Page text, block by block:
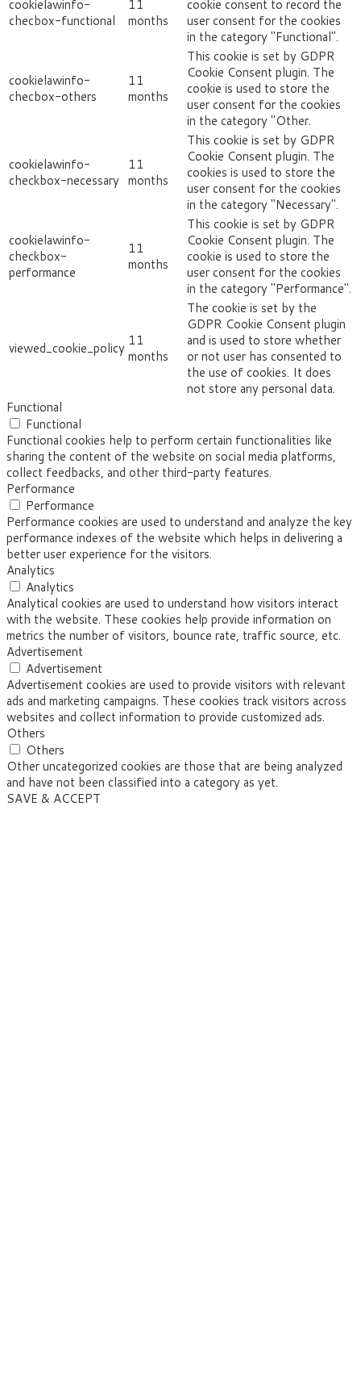
cookielawinfo-
checbox-functional
11
months
cookie consent to record the
user consent for the cookies
in the category "Functional".
cookielawinfo-
checbox-others
11
months
This cookie is set by GDPR
Cookie Consent plugin. The
cookie is used to store the
user consent for the cookies
in the category "Other.
cookielawinfo-
checkbox-necessary
11
months
This cookie is set by GDPR
Cookie Consent plugin. The
cookies is used to store the
user consent for the cookies
in the category "Necessary".
cookielawinfo-
checkbox-
performance
11
months
This cookie is set by GDPR
Cookie Consent plugin. The
cookie is used to store the
user consent for the cookies
in the category "Performance".
viewed_cookie_policy 11
months
The cookie is set by the
GDPR Cookie Consent plugin
and is used to store whether
or not user has consented to
the use of cookies. It does
not store any personal data.
Functional
Functional
Functional cookies help to perform certain functionalities like
sharing the content of the website on social media platforms,
collect feedbacks, and other third-party features.
Performance
Performance
Performance cookies are used to understand and analyze the key
performance indexes of the website which helps in delivering a
better user experience for the visitors.
Analytics
Analytics
Analytical cookies are used to understand how visitors interact
with the website. These cookies help provide information on
metrics the number of visitors, bounce rate, traffic source, etc.
Advertisement
Advertisement
Advertisement cookies are used to provide visitors with relevant
ads and marketing campaigns. These cookies track visitors across
websites and collect information to provide customized ads.
Others
Others
Other uncategorized cookies are those that are being analyzed
and have not been classified into a category as yet.
SAVE & ACCEPT